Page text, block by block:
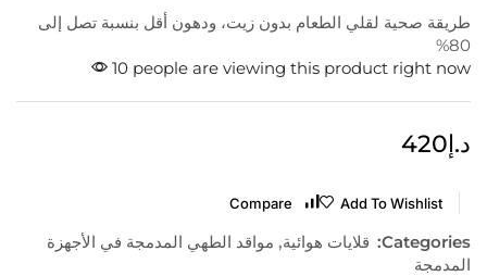
طريقة صحية لقلي الطعام بدون زيت، ودهون أقل بنسبة تصل إلى
80%
10 people are viewing this product right now
د.إ420
Add To Wishlist
Compare
Categories: قلايات هوائية, مواقد الطهي المدمجة في الأجهزة
المدمجة